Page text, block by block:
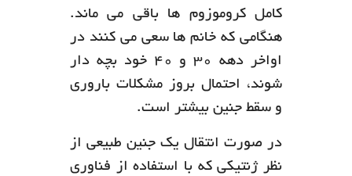
کامل کروموزوم ها باقی می ماند.
هنگامی که خانم ها سعی می کنند در
اواخر دهه 30 و 40 خود بچه دار
شوند، احتمال بروز مشکلات باروری
و سقط جنین بیشتر است.
در صورت انتقال یک جنین طبیعی از
نظر ژنتیکی که با استفاده از فناوری